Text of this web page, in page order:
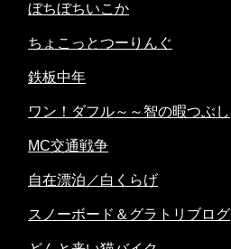
ぼちぼちいこか
ちょこっとつーりんぐ
鉄板中年
ワン！ダフル～～智の暇つぶし
MC交通戦争
自在漂泊／白くらげ
スノーボード＆グラトリブログ